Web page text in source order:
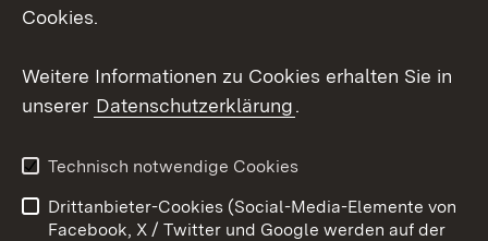
Youtube
Kontakt
Datenschutz
Barrierefreiheit
Impressum Cookies
Cookies.
Weitere Informationen zu Cookies erhalten Sie in
unserer Datenschutzerklärung.
Technisch notwendige Cookies
Drittanbieter-Cookies (Social-Media-Elemente von
Facebook, X / Twitter und Google werden auf der